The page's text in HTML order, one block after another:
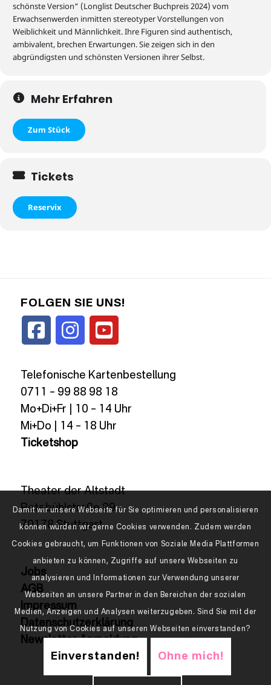
schönste Version“ (Longlist Deutscher Buchpreis 2024) vom
Erwachsenwerden inmitten stereotyper Vorstellungen von
Weiblichkeit und Männlichkeit. Ihre Figuren sind authentisch,
ambivalent, brechen Erwartungen. Sie zeigen sich in den
abgründigsten und schönsten Versionen ihrer Selbst.
Mehr Erfahren
Zum Stück
Tickets
Reservix
FOLGEN SIE UNS!
Telefonische Kartenbestellung
0711 – 99 88 98 18
Mo+Di+Fr | 10 – 14 Uhr
Mi+Do | 14 – 18 Uhr
Ticketshop
Theater der Altstadt
Rotebühlstraße 89
70178 Stuttgart
Jobs
AGB
Impressum
Datenschutzerklärung
Newsletter Anmeldung
Damit wir unsere Webseite für Sie optimieren und personalisieren
können würden wir gerne Cookies verwenden. Zudem werden
Cookies gebraucht, um Funktionen von Soziale Media Plattformen
anbieten zu können, Zugriffe auf unsere Webseiten zu
analysieren und Informationen zur Verwendung unserer
Webseiten an unsere Partner in den Bereichen der sozialen
Medien, Anzeigen und Analysen weiterzugeben. Sind Sie mit der
Nutzung von Cookies auf unseren Webseiten einverstanden?
Einverstanden! Ohne mich!